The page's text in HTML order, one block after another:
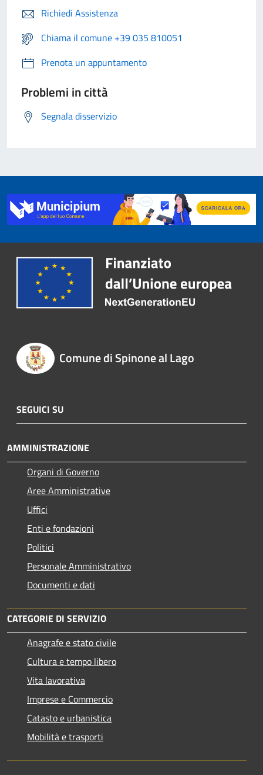
Richiedi Assistenza
Chiama il comune +39 035 810051
Prenota un appuntamento
Problemi in città
Segnala disservizio
Comune di Spinone al Lago
SEGUICI SU
AMMINISTRAZIONE
Organi di Governo
Aree Amministrative
Uffici
Enti e fondazioni
Politici
Personale Amministrativo
Documenti e dati
CATEGORIE DI SERVIZIO
Anagrafe e stato civile
Cultura e tempo libero
Vita lavorativa
Imprese e Commercio
Catasto e urbanistica
Mobilità e trasporti